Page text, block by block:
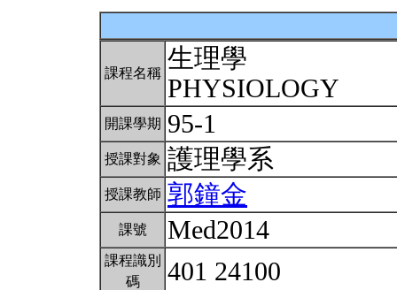
課程名稱 生理學
PHYSIOLOGY
開課學期 95-1
授課對象 護理學系
授課教師 郭鐘金
課號 Med2014
課程識別
碼
401 24100